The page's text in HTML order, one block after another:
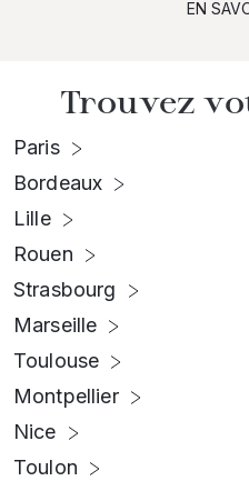
EN
Trouvez
Paris
Bordeaux
Lille
Rouen
Strasbourg
Marseille
Toulouse
Montpellier
Nice
Toulon